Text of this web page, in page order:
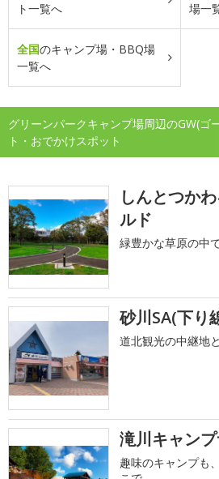
ト一覧へ
場一
全国のキャンプ場・BBQ場
一覧へ
グリーンパークキャンプ場周辺のGW(ゴ
ト・おでかけスポット
しんとつか
ルド
緑豊かな草原の中
砂川SA(下り
道北観光の中継地
滝川キャン
趣味のキャンプも